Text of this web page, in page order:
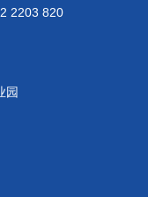
2203 820
园